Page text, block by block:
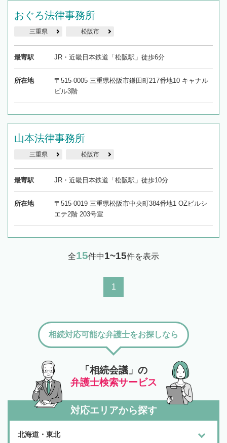
おぐろ法律事務所
三重県 松阪市
最寄駅 JR・近畿日本鉄道「松阪駅」徒歩6分
所在地
〒515-0005 三重県松阪市鎌田町217番地10 キャナル
ビル3階
山本法律事務所
三重県 松阪市
最寄駅 JR・近畿日本鉄道「松阪駅」徒歩10分
所在地
〒515-0019 三重県松阪市中央町384番地1 OZビルシ
エテ2階 203号室
全15件中1~15件を表示
1
「相続会議」の
弁護士検索サービス
相続対応可能な弁護士をお探しなら
対応エリアから探す
北海道・東北